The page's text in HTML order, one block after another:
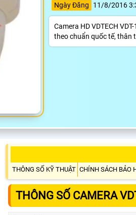
Ngày Đăng
11/8/2016
Camera HD VDTECH
theo chuẩn quốc tế, thân
THÔNG SỐ KỸ THUẬT CHÍNH SÁCH BẢO
THÔNG SỐ CAMERA